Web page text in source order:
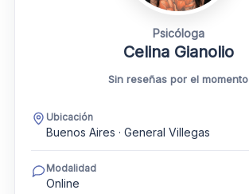
Psicóloga
Celina Gianolio
Sin reseñas por el momento
Ubicación
Buenos Aires · General Villegas
Modalidad
Online